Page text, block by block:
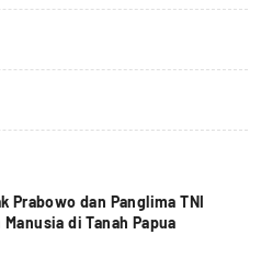
Prabowo dan Panglima TNI
di Tanah Papua